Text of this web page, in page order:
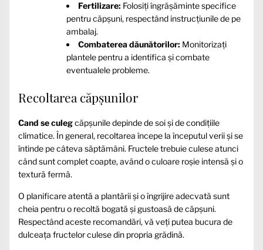
Fertilizare: Folosiți îngrășăminte specifice
pentru căpșuni, respectând instrucțiunile de pe
ambalaj.
Combaterea dăunătorilor: Monitorizați
plantele pentru a identifica și combate
eventualele probleme.
Recoltarea căpșunilor
Cand se culegcăpșunile depinde de soi și de condițiile
climatice. În general, recoltarea începe la începutul verii și se
întinde pe câteva săptămâni. Fructele trebuie culese atunci
când sunt complet coapte, având o culoare roșie intensă și o
textură fermă.
O planificare atentă a plantării și o îngrijire adecvată sunt
cheia pentru o recoltă bogată și gustoasă de căpșuni.
Respectând aceste recomandări, vă veți putea bucura de
dulceața fructelor culese din propria grădină.